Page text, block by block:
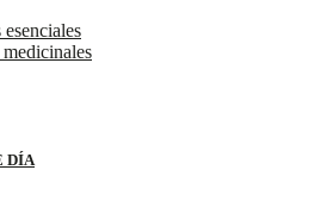
medicinales
DÍA